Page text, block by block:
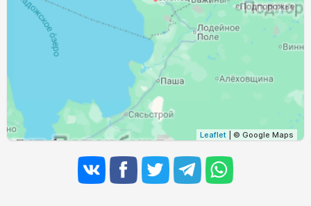
30, Вс 03:02 12:49 16:34 20:01 22:25
03:03 12:48 16:32 22:23
Leaflet | © Google Maps